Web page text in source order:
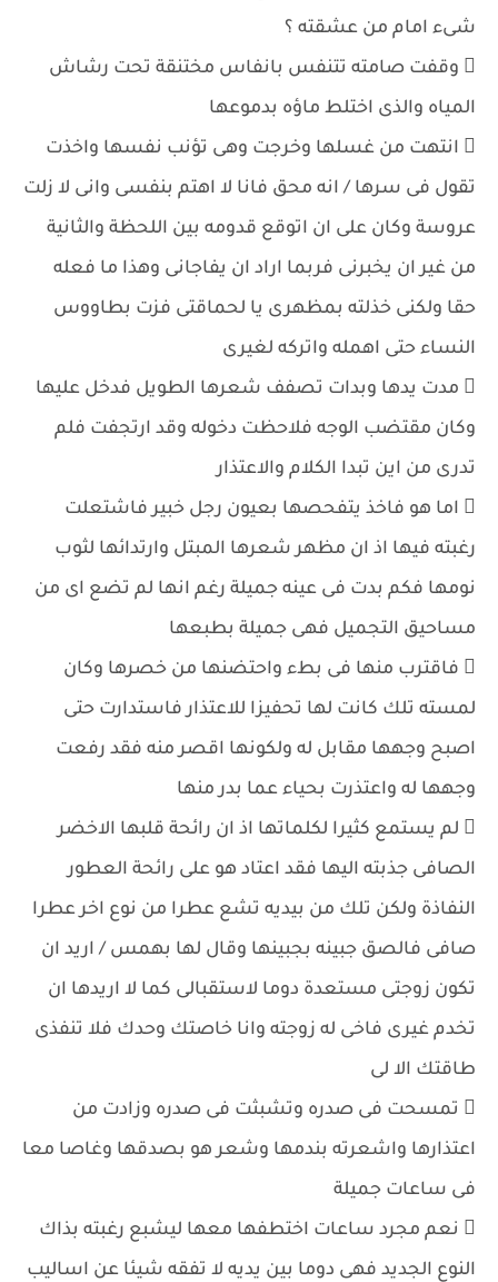
شىء امام من عشقته ؟
 وقفت صامته تتنفس بانفاس مختنقة تحت رشاش
المياه والذى اختلط ماؤه بدموعها
 انتهت من غسلها وخرجت وهى تؤنب نفسها واخذت
تقول فى سرها / انه محق فانا لا اهتم بنفسى وانى لا زلت
عروسة وكان على ان اتوقع قدومه بين اللحظة والثانية
من غير ان يخبرنى فربما اراد ان يفاجانى وهذا ما فعله
حقا ولكنى خذلته بمظهرى يا لحماقتى فزت بطاووس
النساء حتى اهمله واتركه لغيرى
 مدت يدها وبدات تصفف شعرها الطويل فدخل عليها
وكان مقتضب الوجه فلاحظت دخوله وقد ارتجفت فلم
تدرى من اين تبدا الكلام والاعتذار
 اما هو فاخذ يتفحصها بعيون رجل خبير فاشتعلت
رغبته فيها اذ ان مظهر شعرها المبتل وارتدائها لثوب
نومها فكم بدت فى عينه جميلة رغم انها لم تضع اى من
مساحيق التجميل فهى جميلة بطبعها
 فاقترب منها فى بطء واحتضنها من خصرها وكان
لمسته تلك كانت لها تحفيزا للاعتذار فاستدارت حتى
اصبح وجهها مقابل له ولكونها اقصر منه فقد رفعت
وجهها له واعتذرت بحياء عما بدر منها
 لم يستمع كثيرا لكلماتها اذ ان رائحة قلبها الاخضر
الصافى جذبته اليها فقد اعتاد هو على رائحة العطور
النفاذة ولكن تلك من بيديه تشع عطرا من نوع اخر عطرا
صافى فالصق جبينه بجبينها وقال لها بهمس / اريد ان
تكون زوجتى مستعدة دوما لاستقبالى كما لا اريدها ان
تخدم غيرى فاخى له زوجته وانا خاصتك وحدك فلا تنفذى
طاقتك الا لى
 تمسحت فى صدره وتشبثت فى صدره وزادت من
اعتذارها واشعرته بندمها وشعر هو بصدقها وغاصا معا
فى ساعات جميلة
 نعم مجرد ساعات اختطفها معها ليشبع رغبته بذاك
النوع الجديد فهى دوما بين يديه لا تفقه شيئا عن اساليب